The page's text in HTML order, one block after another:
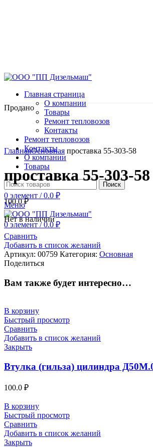
Главная страница
О компании
Товары
Ремонт тепловозов
Контакты
Ремонт тепловозов
Контакты
О компании
Товары
Поиск
0 элемент / 0.0 ₽
Меню
0элемент / 0.0₽
Продано
Нажмите, чтобы увеличить
ГлавнаяОсновная проставка 55-303-58
проставка 55-303-58
100.0₽
Нет в наличии
Сравнить
Добавить в список желаний
Артикул: 00759 Категория: Основная
Поделиться
Вам также будет интересно…
В корзину
Быстрый просмотр
Сравнить
Добавить в список желаний
Закрыть
Втулка (гильза) цилиндра
100.0 ₽
В корзину
Быстрый просмотр
Сравнить
Добавить в список желаний
Закрыть